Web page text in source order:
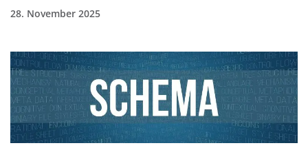
28. November 2025